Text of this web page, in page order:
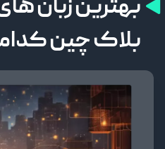
بهترین زبان
بلاک چین